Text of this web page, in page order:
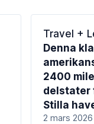
Travel +
Denna
2400
delstater
Stilla
2 mars 2026